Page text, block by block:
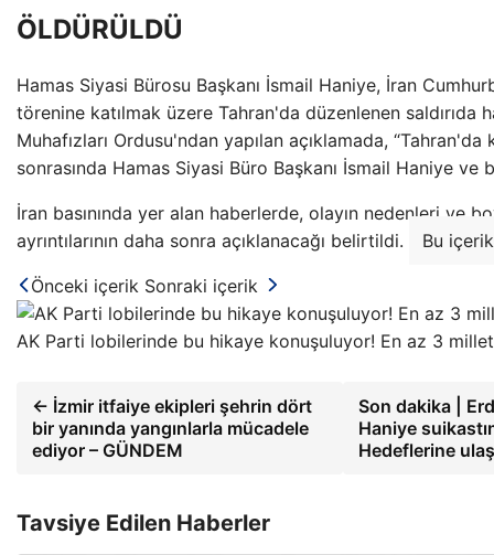
ÖLDÜRÜLDÜ
Hamas Siyasi Bürosu Başkanı İsmail Haniye, İran
törenine katılmak üzere Tahran'da düzenlenen saldırıda
Muhafızları Ordusu'ndan yapılan açıklamada, “Tahran'da
sonrasında Hamas Siyasi Büro Başkanı İsmail Haniye ve
İran basınında yer alan haberlerde, olayın nedenleri ve
ayrıntılarının daha sonra açıklanacağı belirtildi.
Bu
Önceki içerik Sonraki içerik
AK Parti lobilerinde bu hikaye konuşuluyor! En az 3
← İzmir itfaiye ekipleri şehrin dört
bir yanında yangınlarla mücadele
ediyor – GÜNDEM
Son dakika |
Haniye
Hedeflerine
Tavsiye Edilen Haberler